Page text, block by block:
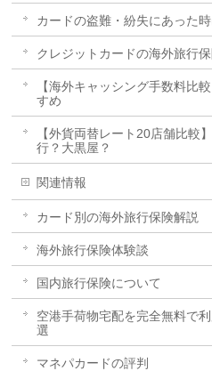
カードの盗難・紛失にあった
クレジットカードの海外旅行
【海外キャッシング手数料比
すめ
【外貨両替レート20店舗比較
行？大黒屋？
関連情報
カード別の海外旅行保険解説
海外旅行保険体験談
国内旅行保険について
空港手荷物宅配を完全無料で
選
マネパカードの評判